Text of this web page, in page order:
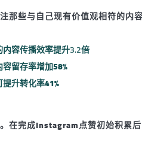
那些与自己现有价值观相符的内
容传播效率提升3.2倍
留存率增加58%
升转化率41%
在完成Instagram点赞初始积累